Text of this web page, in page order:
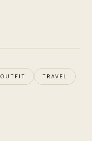
OUTFIT TRAVEL